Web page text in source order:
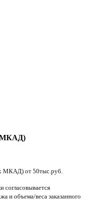
МКАД)
МКАД) от 50тыс.руб.
согласовывается
и объема/веса заказанного